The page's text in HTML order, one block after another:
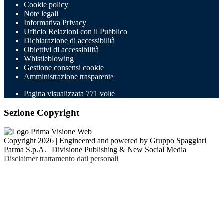
Cookie policy
Note legali
Informativa Privacy
Ufficio Relazioni con il Pubblico
Dichiarazione di accessibilità
Obiettivi di accessibilità
Whistleblowing
Gestione consensi cookie
Amministrazione trasparente
Pagina visualizzata 771 volte
Sezione Copyright
Copyright 2026 | Engineered and powered by Gruppo Spaggiari
Parma S.p.A. | Divisione Publishing & New Social Media
Disclaimer trattamento dati personali